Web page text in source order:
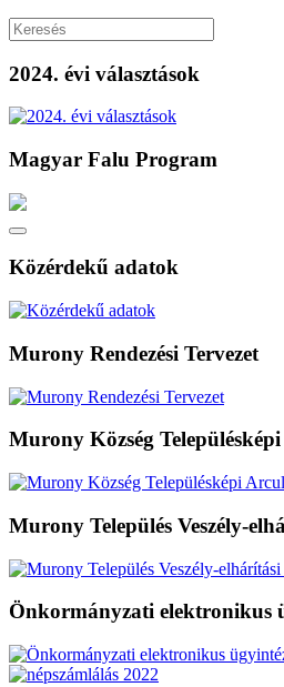
2024. évi választások
Magyar Falu Program
Közérdekű adatok
Murony Rendezési Tervezet
Murony Község
Murony Település Veszély-
Önkormányzati elektronikus